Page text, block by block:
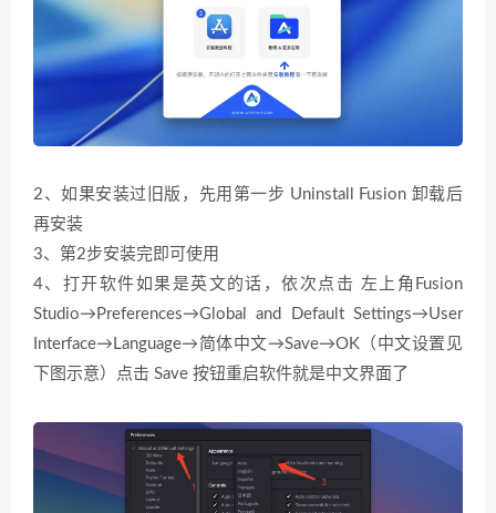
2、如果安装过旧版，先用第一步 Uninstall Fusion 卸载后
再安装
3、第2步安装完即可使用
4、打开软件如果是英文的话，依次点击 左上角Fusion
Studio→Preferences→Global and Default Settings→User
Interface→Language→简体中文→Save→OK（中文设置见
下图示意）点击 Save 按钮重启软件就是中文界面了